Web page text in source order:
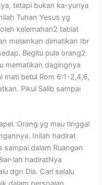
tetapi bukan ka-yunya
Tuhan Yesus yg
kelemahan2 tabiat
melainkan dimatikan Ibr
Begitu pula orang2
mematikan dagingnya
mati betul Rom 6:1-2,4,6,
Pikul Salib sampai
Orang yg mau tinggal
Inilah hadirat
sampai dalam Ruangan
lah hadiratNya
dgn Dia. Cari selalu